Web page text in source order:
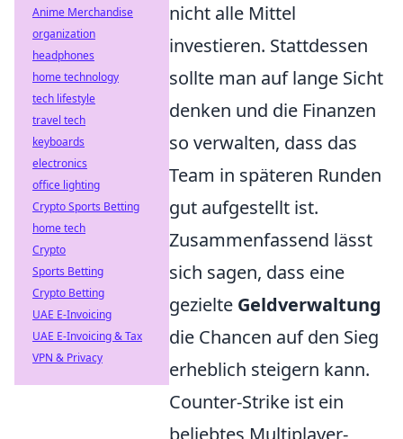
nicht alle Mittel
investieren. Stattdessen
sollte man auf lange Sicht
denken und die Finanzen
so verwalten, dass das
Team in späteren Runden
gut aufgestellt ist.
Zusammenfassend lässt
sich sagen, dass eine
gezielte Geldverwaltung
die Chancen auf den Sieg
erheblich steigern kann.
Counter-Strike ist ein
Anime Merchandise
organization
headphones
home technology
tech lifestyle
travel tech
keyboards
electronics
office lighting
Crypto Sports Betting
home tech
Crypto
Sports Betting
Crypto Betting
UAE E-Invoicing
UAE E-Invoicing & Tax
VPN & Privacy